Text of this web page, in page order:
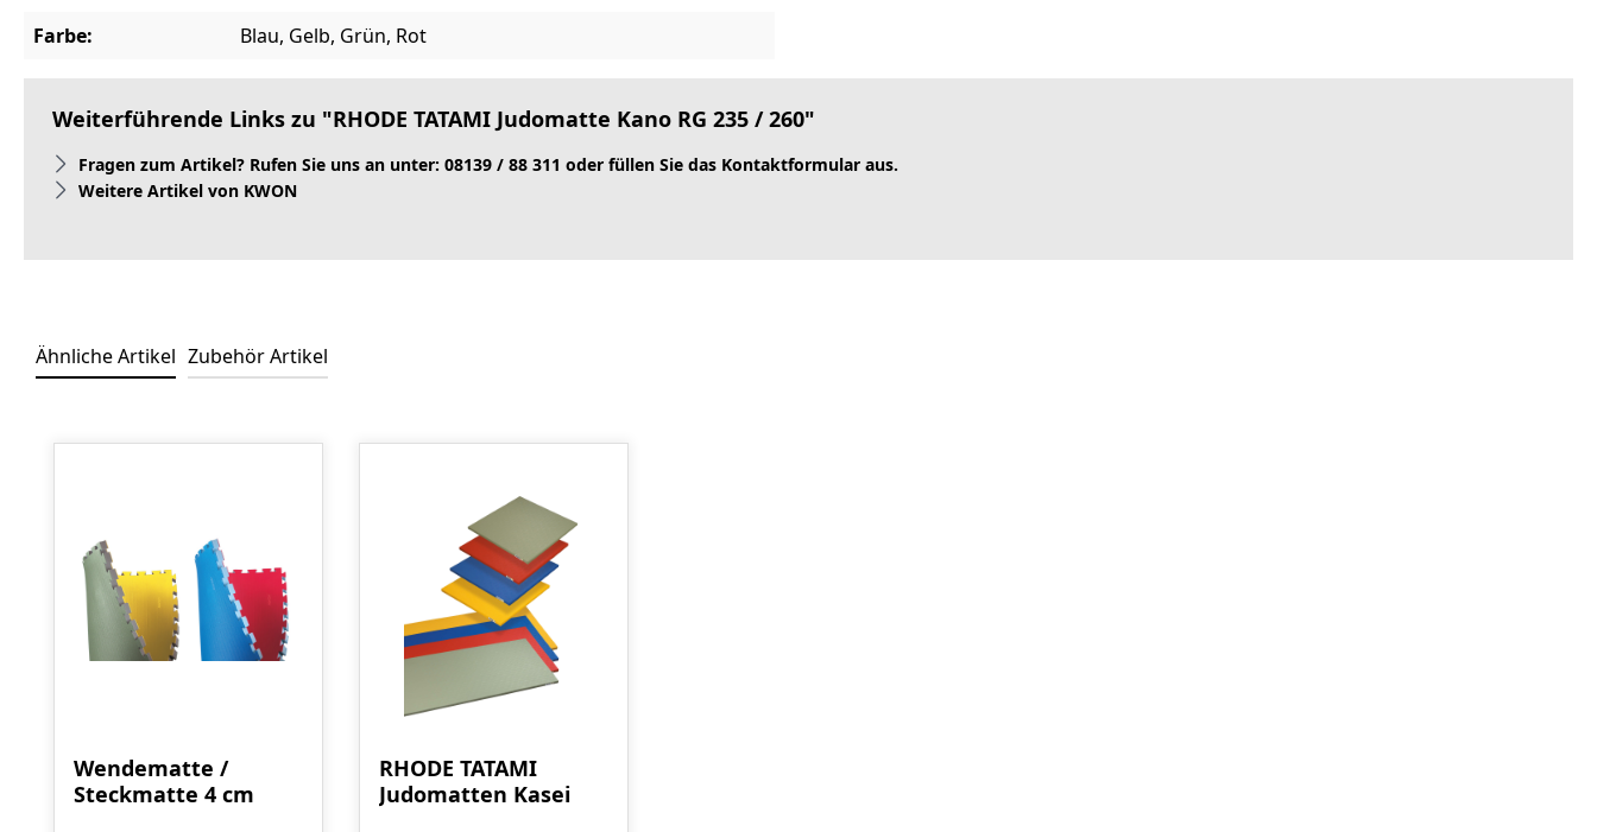
Farbe: Blau, Gelb, Grün, Rot
Weiterführende Links zu "RHODE TATAMI Judomatte Kano RG 235 / 260"
Fragen zum Artikel? Rufen Sie uns an unter: 08139 / 88 311 oder füllen Sie das Kontaktformular aus.
Weitere Artikel von KWON
Ähnliche Artikel Zubehör Artikel
Wendematte /
Steckmatte 4 cm
RHODE TATAMI
Judomatten Kasei